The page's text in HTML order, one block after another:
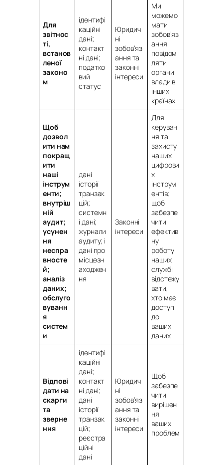
Для
звітнос
ті,
встанов
леної
законо
м
ідентифі
каційні
дані;
контакт
ні дані;
податко
вий
статус
Юридич
ні
зобов’яз
ання та
законні
інтереси
Ми
можемо
мати
зобов’яз
ання
повідом
ляти
органи
влади в
інших
країнах
Щоб
дозвол
ити нам
покращ
ити
наші
інструм
енти;
внутріш
ній
аудит;
усунен
ня
неспра
вносте
й;
аналіз
даних;
обслуго
вуванн
я
систем
и
дані
історії
транзак
цій;
системн
і дані;
журнали
аудиту; і
дані про
місцезн
аходжен
ня
Законні
інтереси
Для
керуван
ня та
захисту
наших
цифрови
х
інструм
ентів;
щоб
забезпе
чити
ефектив
ну
роботу
наших
служб і
відстежу
вати,
хто має
доступ
до
ваших
даних
Відпові
дати на
скарги
та
зверне
ння
ідентифі
каційні
дані;
контакт
ні дані;
дані
історії
транзак
цій;
реєстра
ційні
дані
Юридич
ні
зобов’яз
ання та
законні
інтереси
Щоб
забезпе
чити
вирішен
ня
ваших
проблем